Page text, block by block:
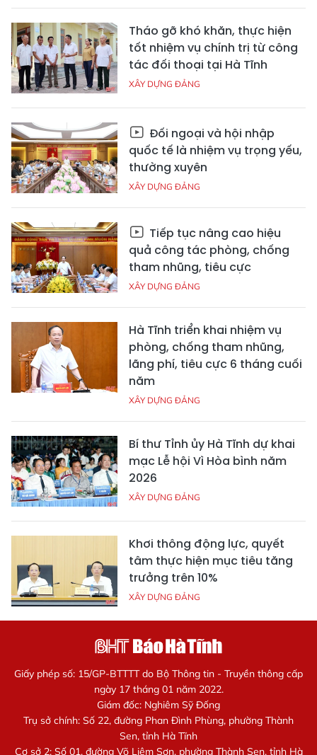
Tháo gỡ khó khăn, thực hiện
tốt nhiệm vụ chính trị từ công
tác đối thoại tại Hà Tĩnh
XÂY DỰNG ĐẢNG
Đối ngoại và hội nhập
quốc tế là nhiệm vụ trọng yếu,
thường xuyên
XÂY DỰNG ĐẢNG
Tiếp tục nâng cao hiệu
quả công tác phòng, chống
tham nhũng, tiêu cực
XÂY DỰNG ĐẢNG
Hà Tĩnh triển khai nhiệm vụ
phòng, chống tham nhũng,
lãng phí, tiêu cực 6 tháng cuối
năm
XÂY DỰNG ĐẢNG
Bí thư Tỉnh ủy Hà Tĩnh dự khai
mạc Lễ hội Vì Hòa bình năm
2026
XÂY DỰNG ĐẢNG
Khơi thông động lực, quyết
tâm thực hiện mục tiêu tăng
trưởng trên 10%
XÂY DỰNG ĐẢNG
Giấy phép số: 15/GP-BTTTT do Bộ Thông tin - Truyền thông cấp
ngày 17 tháng 01 năm 2022.
Giám đốc: Nghiêm Sỹ Đống
Trụ sở chính: Số 22, đường Phan Đình Phùng, phường Thành
Sen, tỉnh Hà Tĩnh
Cơ sở 2: Số 01, đường Võ Liêm Sơn, phường Thành Sen, tỉnh Hà